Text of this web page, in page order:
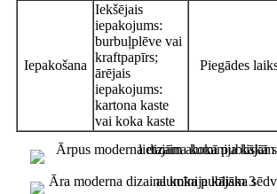
Iepakošana
Iekšējais
iepakojums:
burbuļplēve vai
kraftpapīrs;
ārējais
iepakojums:
kartona kaste
vai koka kaste
Piegādes